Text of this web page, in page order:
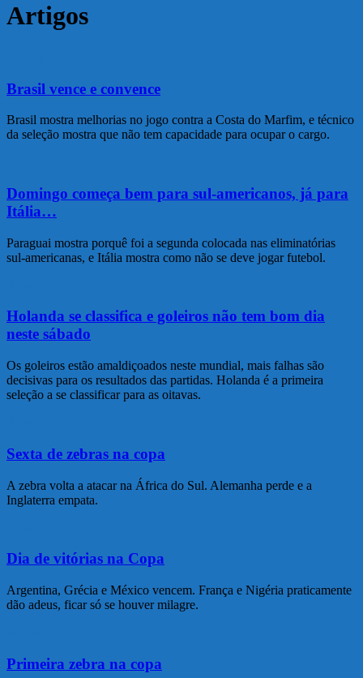
Artigos
Brasil vence e convence
Brasil mostra melhorias no jogo contra a Costa do Marfim, e técnico
da seleção mostra que não tem capacidade para ocupar o cargo.
Domingo começa bem para sul-americanos, já para
Itália…
Paraguai mostra porquê foi a segunda colocada nas eliminatórias
sul-americanas, e Itália mostra como não se deve jogar futebol.
Holanda se classifica e goleiros não tem bom dia
neste sábado
Os goleiros estão amaldiçoados neste mundial, mais falhas são
decisivas para os resultados das partidas. Holanda é a primeira
seleção a se classificar para as oitavas.
Sexta de zebras na copa
A zebra volta a atacar na África do Sul. Alemanha perde e a
Inglaterra empata.
Dia de vitórias na Copa
Argentina, Grécia e México vencem. França e Nigéria praticamente
dão adeus, ficar só se houver milagre.
Primeira zebra na copa